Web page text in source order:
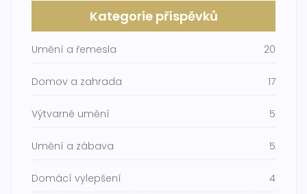
Kategorie příspěvků
Umění a řemesla 20
Domov a zahrada 17
Výtvarné umění 5
Umění a zábava 5
Domácí vylepšení 4